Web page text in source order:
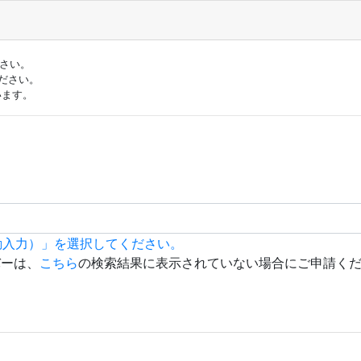
い。
さい。
す。
力）」を選択してください。
は、 こちらの検索結果に表示されていない場合にご申請く